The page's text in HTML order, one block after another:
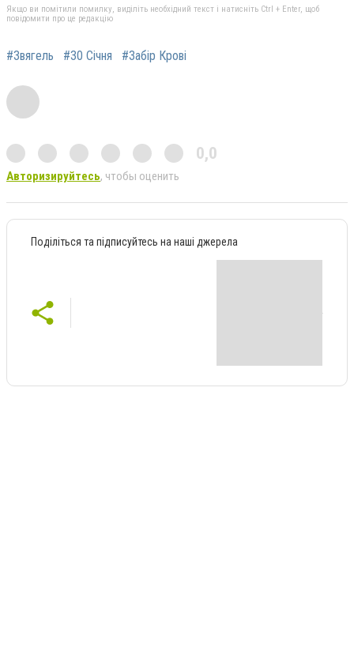
Якщо ви помітили помилку, виділіть необхідний текст і натисніть Ctrl + Enter, щоб
повідомити про це редакцію
#Звягель #30 Січня #Забір Крові
0,0
Авторизируйтесь, чтобы оценить
Поділіться та підписуйтесь на наші джерела